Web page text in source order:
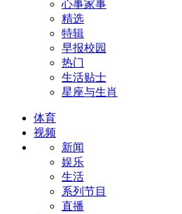
心事家事
精选
特辑
早报校园
热门
生活贴士
星座与生肖
体育
视频
新闻
娱乐
生活
系列节目
直播